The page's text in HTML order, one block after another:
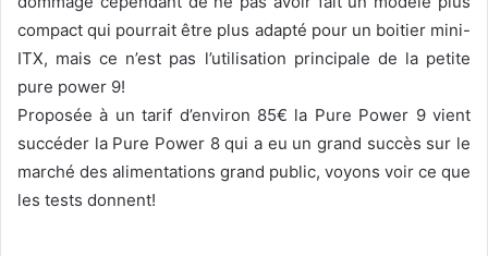
compact qui pourrait être plus adapté pour un boitier mini-
ITX, mais ce n’est pas l’utilisation principale de la petite
pure power 9!
Proposée à un tarif d’environ 85€ la Pure Power 9 vient
succéder la Pure Power 8 qui a eu un grand succès sur le
marché des alimentations grand public, voyons voir ce que
les tests donnent!